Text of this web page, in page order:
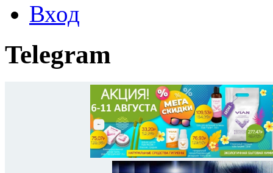
Вход
Telegram